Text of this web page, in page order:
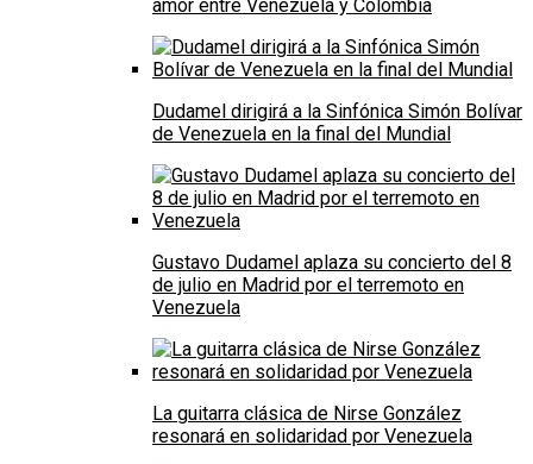
amor entre Venezuela y Colombia
Dudamel dirigirá a la Sinfónica Simón Bolívar
de Venezuela en la final del Mundial
Gustavo Dudamel aplaza su concierto del 8
de julio en Madrid por el terremoto en
Venezuela
La guitarra clásica de Nirse González
resonará en solidaridad por Venezuela